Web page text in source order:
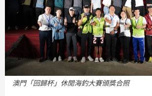
澳門「回歸杯」休閒海釣大賽頒獎合照